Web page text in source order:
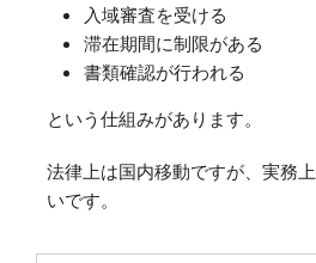
入域審査を受ける
滞在期間に制限がある
書類確認が行われる
という仕組みがあります。
法律上は国内移動ですが、実務
いです。